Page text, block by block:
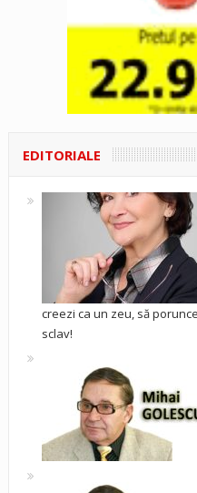
EDITORIALE
creezi ca un zeu, să
sclav!